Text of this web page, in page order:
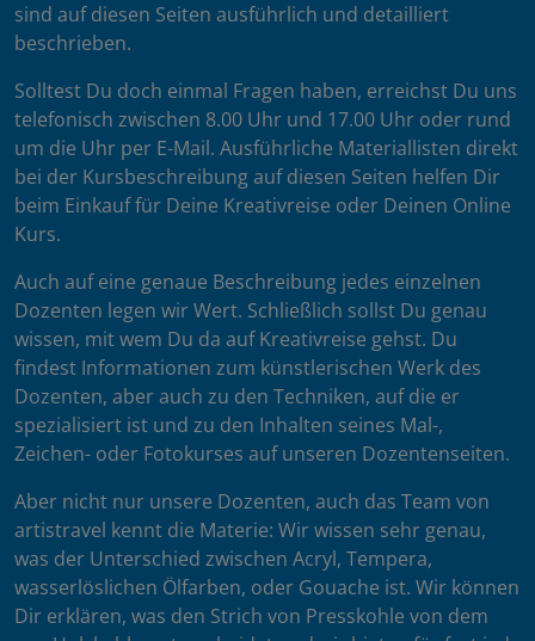
sind auf diesen Seiten ausführlich und detailliert
beschrieben.
Solltest Du doch einmal Fragen haben, erreichst Du uns
telefonisch zwischen 8.00 Uhr und 17.00 Uhr oder rund
um die Uhr per E-Mail. Ausführliche Materiallisten direkt
bei der Kursbeschreibung auf diesen Seiten helfen Dir
beim Einkauf für Deine Kreativreise oder Deinen Online
Kurs.
Auch auf eine genaue Beschreibung jedes einzelnen
Dozenten legen wir Wert. Schließlich sollst Du genau
wissen, mit wem Du da auf Kreativreise gehst. Du
findest Informationen zum künstlerischen Werk des
Dozenten, aber auch zu den Techniken, auf die er
spezialisiert ist und zu den Inhalten seines Mal-,
Zeichen- oder Fotokurses auf unseren Dozentenseiten.
Aber nicht nur unsere Dozenten, auch das Team von
artistravel kennt die Materie: Wir wissen sehr genau,
was der Unterschied zwischen Acryl, Tempera,
wasserlöslichen Ölfarben, oder Gouache ist. Wir können
Dir erklären, was den Strich von Presskohle von dem